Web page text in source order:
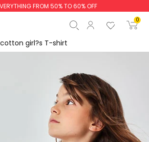
FROM 50% TO 60% OFF
0
€0.00
Start order
girl?s T-shirt